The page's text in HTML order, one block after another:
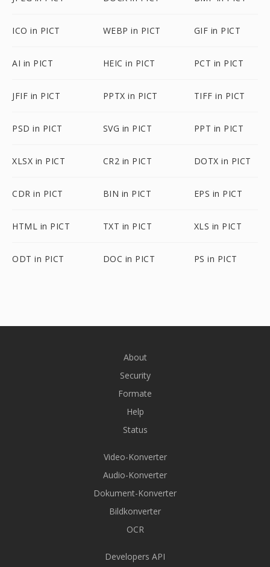
ICO in PICT WEBP in PICT GIF in PICT
AI in PICT HEIC in PICT PCT in PICT
JFIF in PICT PPTX in PICT TIFF in PICT
PSD in PICT SVG in PICT PPT in PICT
XLSX in PICT CR2 in PICT DOTX in PICT
CDR in PICT BIN in PICT EPS in PICT
HTML in PICT TXT in PICT XLS in PICT
ODT in PICT DOC in PICT PS in PICT
About
Security
Formate
Help
Status
Video-Konverter
Audio-Konverter
Dokument-Konverter
Bildkonverter
OCR
Developers API